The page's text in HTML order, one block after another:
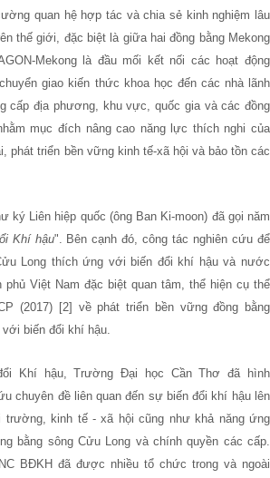
quan hệ hợp tác và chia sẻ kinh nghiệm lâu
thế giới, đặc biệt là giữa hai đồng bằng Mekong
Mekong là đầu mối kết nối các hoạt động
giao kiến thức khoa học đến các nhà lãnh
cấp địa phương, khu vực, quốc gia và các đồng
mục đích nâng cao năng lực thích nghi của
phát triển bền vững kinh tế-xã hội và bảo tồn các
ký Liên hiệp quốc (ông Ban Ki-moon) đã gọi năm
Khí hậu". Bên cạnh đó, công tác nghiên cứu để
Long thích ứng với biến đổi khí hậu và nước
phủ Việt Nam đặc biệt quan tâm, thể hiện cụ thể
(2017) [2] về phát triển bền vững đồng bằng
biến đổi khí hậu.
Khí hậu, Trường Đại học Cần Thơ đã hình
chuyên đề liên quan đến sự biến đổi khí hậu lên
trường, kinh tế - xã hội cũng như khả năng ứng
bằng sông Cửu Long và chính quyền các cấp.
BĐKH đã được nhiều tổ chức trong và ngoài